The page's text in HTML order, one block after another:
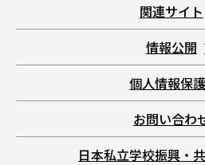
関連サイト
情報公開
個人情報保護
お問い合わ
日本私立学校振興・